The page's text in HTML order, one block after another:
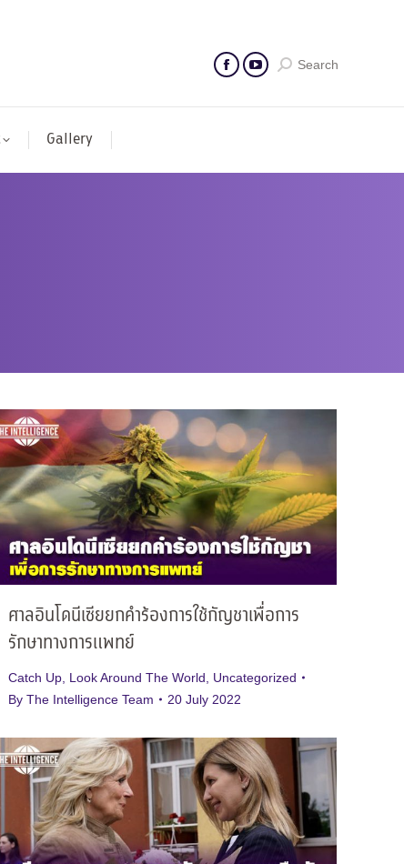
Search
Gallery
ศาลอินโดนีเซียยกคำร้องการใช้กัญชาเพื่อการ
รักษาทางการแพทย์
Catch Up Look Around The World
Uncategorized
By The Intelligence Team 20 July 2022